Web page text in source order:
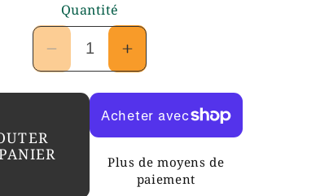
Quantité
Réduire
la
quantité
Graine
de
Dêguê/Thiakry
Augmenter
la
de
Graine
de
Dêguê/Thiakry
Plus de moyens de
paiement